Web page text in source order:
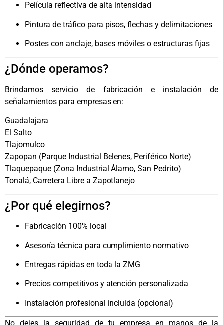
Película reflectiva de alta intensidad
Pintura de tráfico para pisos, flechas y delimitaciones
Postes con anclaje, bases móviles o estructuras fijas
¿Dónde operamos?
Brindamos servicio de fabricación e instalación de
señalamientos para empresas en:
Guadalajara
El Salto
Tlajomulco
Zapopan (Parque Industrial Belenes, Periférico Norte)
Tlaquepaque (Zona Industrial Álamo, San Pedrito)
Tonalá, Carretera Libre a Zapotlanejo
¿Por qué elegirnos?
Fabricación 100% local
Asesoría técnica para cumplimiento normativo
Entregas rápidas en toda la ZMG
Precios competitivos y atención personalizada
Instalación profesional incluida (opcional)
No dejes la seguridad de tu empresa en manos de la